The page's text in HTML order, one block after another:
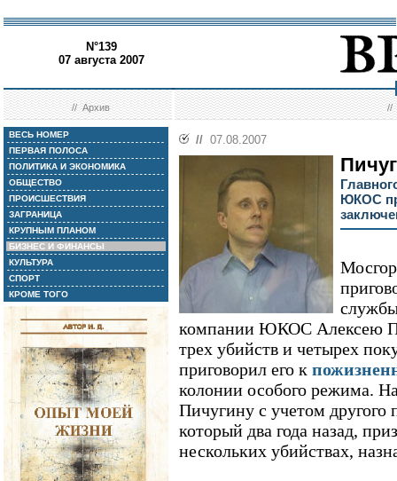
N°139
07 августа 2007
//Архив //
ВЕСЬ НОМЕР
ПЕРВАЯ ПОЛОСА
ПОЛИТИКА И ЭКОНОМИКА
ОБЩЕСТВО
ПРОИСШЕСТВИЯ
ЗАГРАНИЦА
КРУПНЫМ ПЛАНОМ
БИЗНЕС И ФИНАНСЫ
КУЛЬТУРА
СПОРТ
КРОМЕ ТОГО
// 07.08.2007
ЮКОС
компании ЮКОС Алексею
трех убийств и четырех
приговорил его к
колонии особого режима.
Пичугину с учетом другого
который два года назад,
нескольких убийствах,